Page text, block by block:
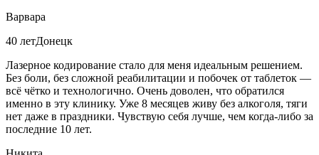
Варвара
40 летДонецк
Лазерное кодирование стало для меня идеальным решением.
Без боли, без сложной реабилитации и побочек от таблеток —
всё чётко и технологично. Очень доволен, что обратился
именно в эту клинику. Уже 8 месяцев живу без алкоголя, тяги
нет даже в праздники. Чувствую себя лучше, чем когда-либо за
последние 10 лет.